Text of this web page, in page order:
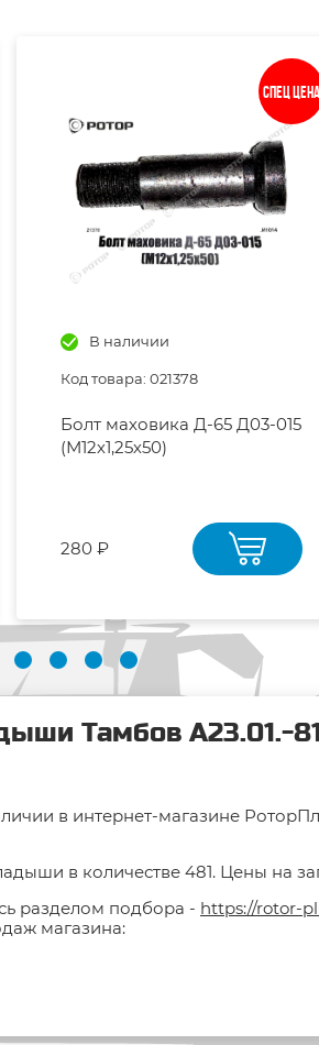
Спец цена
В наличии
Код товара: 021378
Болт маховика Д-65 Д03-015
(М12х1,25х50)
280 ₽
Тамбов А23.01.-
в интернет-магазине
в количестве 481. Цены на
разделом подбора - https://rotor-
магазина: